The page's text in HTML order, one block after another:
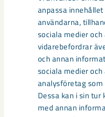
anpassa
användarna,
sociala medier
vidarebefordrar
och annan
sociala medier
analysföretag
Dessa kan i sin
med annan